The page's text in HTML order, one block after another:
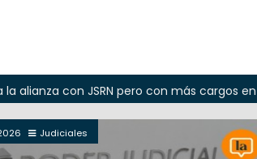
JSRN pero con más cargos en el
Judiciales